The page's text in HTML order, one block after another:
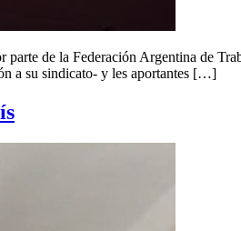
de la Federación Argentina de
a su sindicato- y les aportantes […]